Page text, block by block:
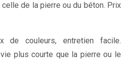
de la pierre ou du béton. Prix
de couleurs, entretien facile.
plus courte que la pierre ou le